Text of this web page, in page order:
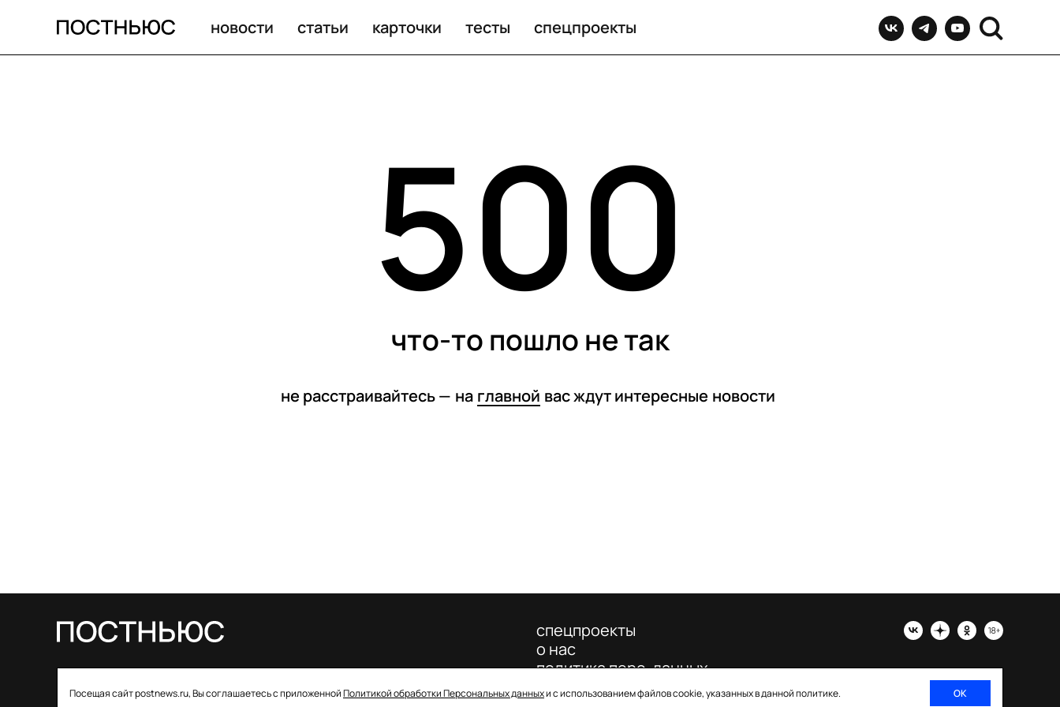
новости статьи карточки тесты спецпроекты
500
что-то пошло не так
не расстраивайтесь — на главной вас ждут интересные новости
Посещая сайт postnews.ru, Вы соглашаетесь с приложеннойПолитикой обработки Персональных данныхи с использованием файлов cookie, указанных в данной политике. ОК
о регистрации СМИ: ЭЛ № ФС 77–85757 от 22 августа
спецпроекты
о нас
политика перс. данных